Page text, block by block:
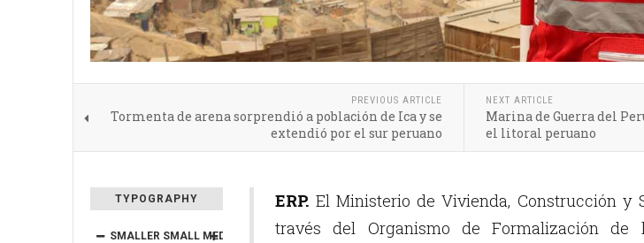
PREVIOUS ARTICLE
Tormenta de arena sorprendió a población de Ica y se
extendió por el sur peruano
NEXT ARTICLE
Marina de Guerra del
el litoral peruano
TYPOGRAPHY
SMALLER SMALL MEDIUM BIGGER
ERP. El Ministerio de Vivienda, Construcción y
través del Organismo de Formalización de